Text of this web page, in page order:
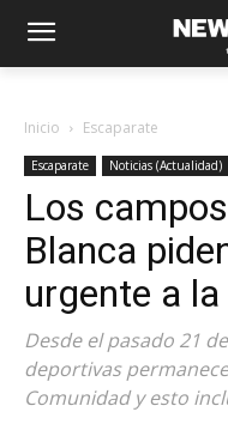
Inicio Escaparate
Escaparate Noticias (Actualidad)
Los
Blanca
urgente a
Desde el pasado 21
deportivas
Comunidad y esto